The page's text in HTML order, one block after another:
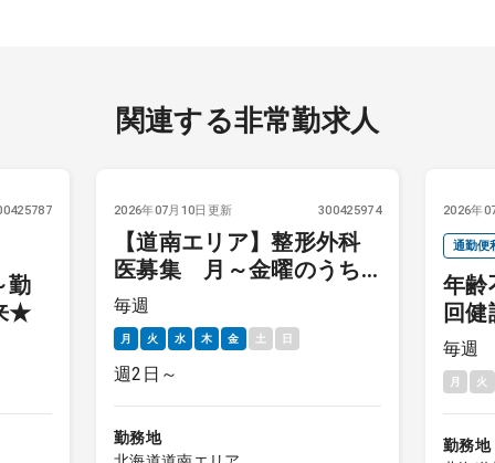
関連する非常勤求人
勤
★
2026年07月10日更新 300425974
【道南エリア】整形外科
医募集 月～金曜のうち
週2日～
毎週
月 火 水 木 金 土 日
週2日～
勤務地
2026年
通勤便
救急対
後期研
年
回
毎週
月 火
勤務地